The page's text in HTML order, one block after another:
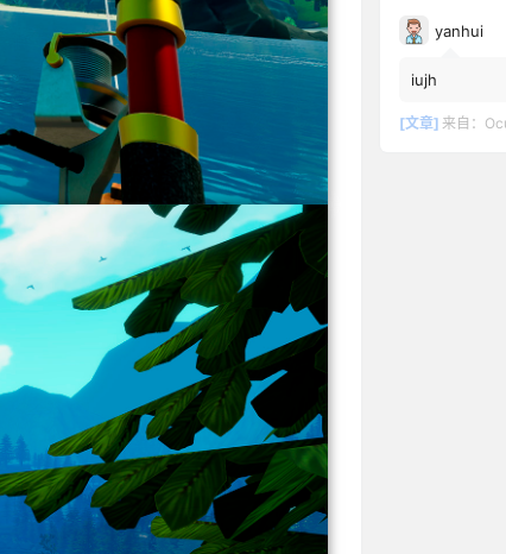
yanhui
iujh
[文章] 来自：